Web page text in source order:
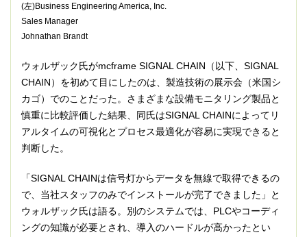
(左)Business Engineering America, Inc.
Sales Manager
Johnathan Brandt
ウォルザック氏がmcframe SIGNAL CHAIN（以下、SIGNAL
CHAIN）を初めて目にしたのは、製造技術の展示会（米国シ
カゴ）でのことだった。さまざまな設備モニタリング製品と
慎重に比較評価した結果、同氏はSIGNAL CHAINによってリ
アルタイムの可視化とプロセス最適化が容易に実現できると
判断した。
「SIGNAL CHAINは信号灯からデータを無線で取得できるの
で、当社スタッフのみでインストールが完了できました」と
ウォルザック氏は語る。別のシステムでは、PLCやコーディ
ングの知識が必要とされ、導入のハードルが高かったとい